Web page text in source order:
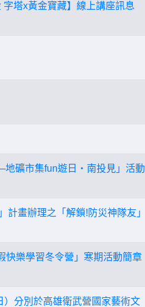
塔x黃金寶藏】線上講座訊息
地礦市集fun遊日‧南投見」活動
畫辦理之「解鎖!防災神隊友」
快樂學習冬令營」寒期活動簡章
分別於高雄衛武營國家藝術文